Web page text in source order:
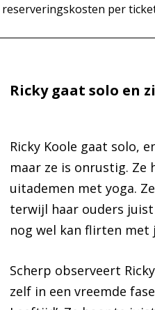
reserveringskosten per
Ricky gaat solo en
Ricky Koole gaat solo,
maar ze is onrustig. Ze
uitademen met yoga.
terwijl haar ouders
nog wel kan flirten met
Scherp observeert
zelf in een vreemde